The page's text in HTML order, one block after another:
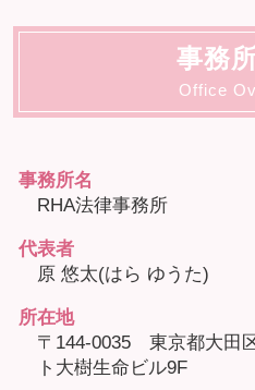
事務
Office
事務所名
RHA法律事務所
代表者
原 悠太(はら ゆうた)
所在地
〒144-0035 東京都大田
ト大樹生命ビル9F